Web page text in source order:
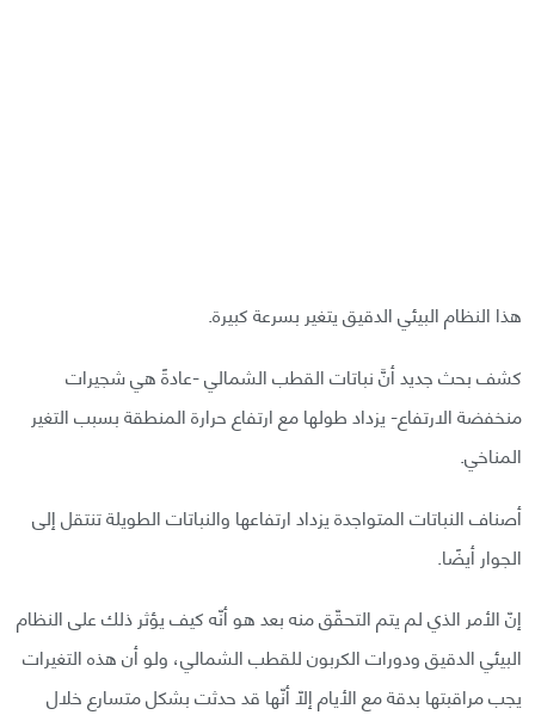
هذا النظام البيئي الدقيق يتغير بسرعة كبيرة.
كشف بحث جديد أنَّ نباتات القطب الشمالي -عادةً هي شجيرات
منخفضة الارتفاع- يزداد طولها مع ارتفاع حرارة المنطقة بسبب التغير
المناخي.
أصناف النباتات المتواجدة يزداد ارتفاعها والنباتات الطويلة تنتقل إلى
الجوار أيضًا.
إنّ الأمر الذي لم يتم التحقّق منه بعد هو أنّه كيف يؤثر ذلك على النظام
البيئي الدقيق ودورات الكربون للقطب الشمالي، ولو أن هذه التغيرات
يجب مراقبتها بدقة مع الأيام إلّا أنّها قد حدثت بشكل متسارع خلال